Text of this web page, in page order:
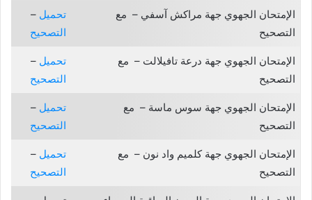
الإمتحان الجهوي جهة مراكش آسفي – مع
التصحيح
تحميل–
التصحيح
الإمتحان الجهوي جهة درعة تافيلالت – مع
التصحيح
تحميل–
التصحيح
الإمتحان الجهوي جهة سوس ماسة – مع
التصحيح
تحميل–
التصحيح
الإمتحان الجهوي جهة كلميم واد نون – مع
التصحيح
تحميل–
التصحيح